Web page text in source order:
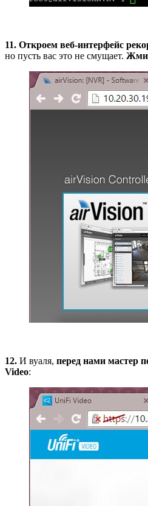
11. Откроем веб-интерфейс
но пусть вас это не смущает.
12. И вуаля, перед нами мастер
Video: